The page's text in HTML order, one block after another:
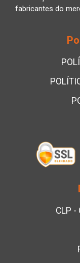
fabricantes do
CLP -